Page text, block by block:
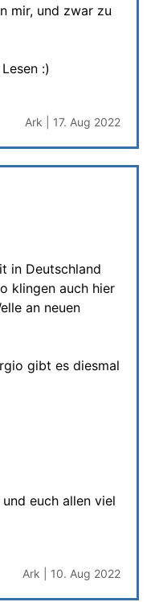
mir, und zwar zu
:)
Ark | 17. Aug 2022
in Deutschland
klingen auch hier
an neuen
gibt es diesmal
euch allen viel
Ark | 10. Aug 2022